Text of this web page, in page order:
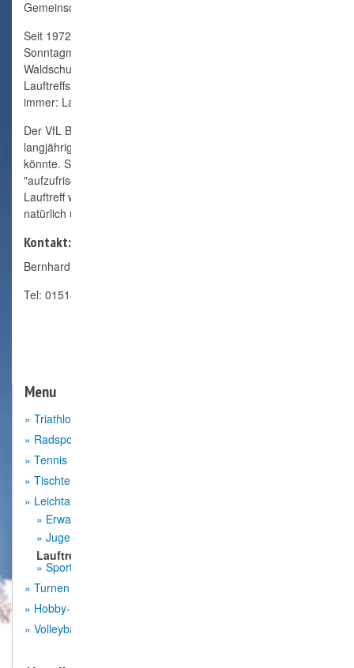
Gemeinschaft nur zu unterhalten.
Seit 1972 (offiziell seit 1976) hat sich der Lauftreff jeden
Sonntagmorgen zum Sport auf dem Parkplatz vor der
Waldschule getroffen und ist damit einer der ältesten
Lauftreffs in Schleswig-Holstein. Das Motto des Lauftreffs war
immer: Laufen ohne zu schnaufen, ohne Überforderung!
Der VfL Börnsen würde sich sehr freuen, wenn diese
langjährige Tradition auch zukünftig fortgeführt werden
könnte. Sollte also jemand Lust haben, die Gruppe
"aufzufrischen" und mit einer verjüngten Mannschaft den
Lauftreff weiterzuführen, stehen wir seitens des Vereins
natürlich unterstützend zur Seite.
Kontakt:
Bernhard Brinkmann, 1.Vorsitzender
Tel: 015141219077
Menu
Triathlon
Radsport
Tennis
Tischtennis
Leichtathletik
Erwachsene
Jugendliche
Lauftreff
Sportabzeichen
Turnen
Hobby- Kick
Volleyball mixed